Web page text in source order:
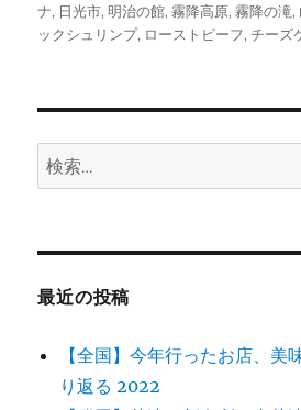
日:
ゴ
リ
ナ, 日光市,明治の館,霧降高原,霧降の滝,
ックシュリンプ, ローストビーフ,チーズ
検
索:
最近の投稿
【全国】今年行ったお店、美
り返る 2022